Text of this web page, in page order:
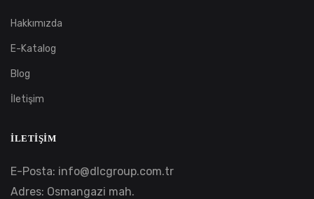
Hakkımızda
E-Katalog
Blog
İletişim
İLETIŞIM
E-Posta: info@dlcgroup.com.tr
Adres: Osmangazi mah.